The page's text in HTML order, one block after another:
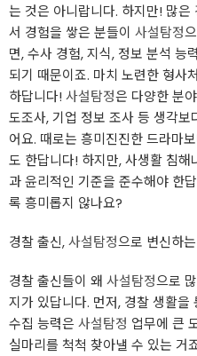
는 것은 아니랍니다. 하지만! 많은
서 경험을 쌓은 분들이 사설탐정
면, 수사 경험, 지식, 정보 분석 능
되기 때문이죠. 마치 노련한 형사
하답니다! 사설탐정은 다양한 분
도조사, 기업 정보 조사 등 생각
어요. 때로는 흥미진진한 드라마
도 한답니다! 하지만, 사생활 침
과 윤리적인 기준을 준수해야 한
록 흥미롭지 않나요?
경찰 출신,사설탐정으로 변신하
경찰‍ 출신들이 왜 사설탐정으로
지가 있답니다. 먼저, 경찰 생활
수집 능력은 사설탐정 업무에 큰
실마리를 척척 찾아낼 수 있는 거